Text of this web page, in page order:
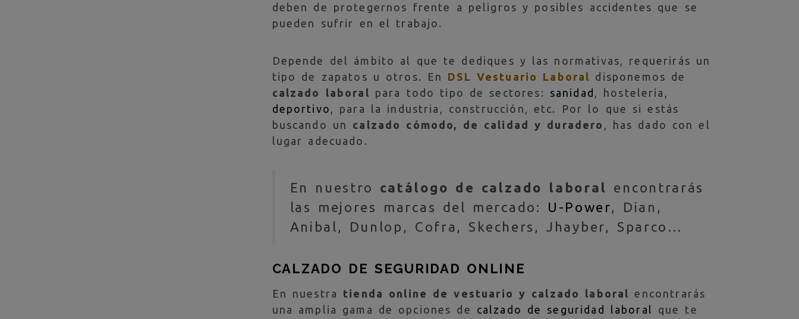
deben de protegernos frente a peligros y posibles accidentes que se
pueden sufrir en el trabajo.
Depende del ámbito al que te dediques y las normativas, requerirás un
tipo de zapatos u otros. En DSL Vestuario Laboral disponemos de
calzado laboral para todo tipo de sectores: sanidad
, hostelería,
deportivo
, para la industria, construcción, etc. Por lo que si estás
buscando un calzado cómodo, de calidad y duradero
, has dado con el
lugar adecuado.
En nuestro catálogo de calzado laboral
encontrarás
las mejores marcas del mercado: U-Power, Dian,
Anibal, Dunlop, Cofra, Skechers, Jhayber, Sparco…
CALZADO DE SEGURIDAD ONLINE
En nuestra tienda online de vestuario y calzado laboral encontrarás
una amplia gama de opciones de calzado de seguridad laboral que te